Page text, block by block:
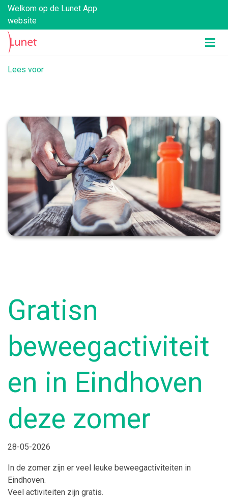
Welkom op de Lunet App
website
Lees voor
Gratisn
beweegactiviteit
en in Eindhoven
deze zomer
28-05-2026
In de zomer zijn er veel leuke beweegactiviteiten in
Eindhoven.
Veel activiteiten zijn gratis.